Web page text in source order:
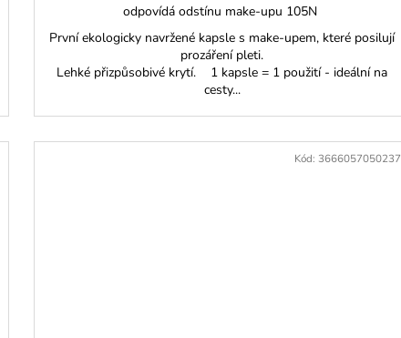
odpovídá odstínu make-upu 105N
První ekologicky navržené kapsle s make-upem, které posilují
prozáření pleti.
Lehké přizpůsobivé krytí. 1 kapsle = 1 použití - ideální na
cesty...
Kód: 3666057050237